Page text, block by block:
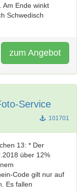
Am Ende winkt
Schwedisch
zum Angebot
Service
101701
13: * Der
über 12%
Code gilt nur auf
Es fallen